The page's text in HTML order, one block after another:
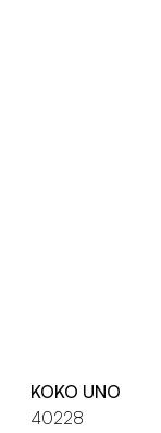
KOKO UNO
40228